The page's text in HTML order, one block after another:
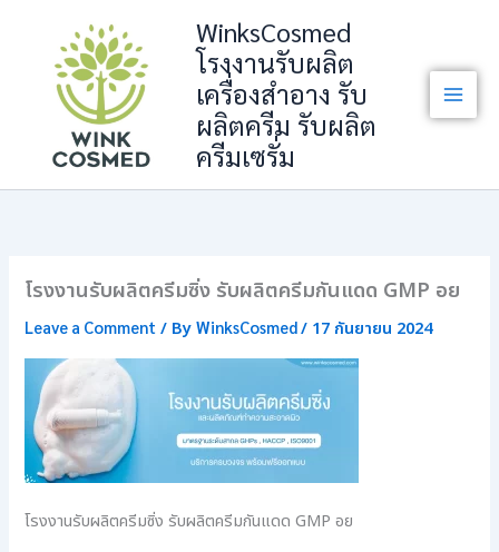
content
WinksCosmed
โรงงานรับผลิต
เครื่องสำอาง รับ
ผลิตครีม รับผลิต
ครีมเซรั่ม
โรงงานรับผลิตครีมซิ่ง รับผลิตครีมกันแดด GMP อย
Leave a Comment / ByWinksCosmed/ 17 กันยายน 2024
โรงงานรับผลิตครีมซิ่ง รับผลิตครีมกันแดด GMP อย